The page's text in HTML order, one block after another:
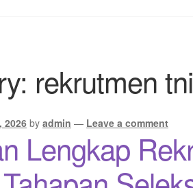
rekrutmen tni
2026 byadmin — Leave a comment
Lengkap